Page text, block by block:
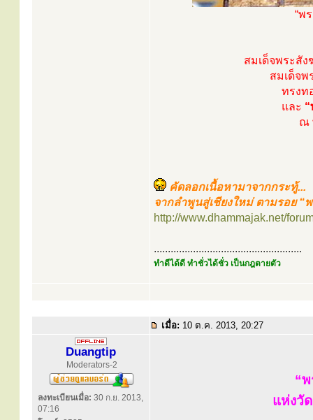
“พ
สมเด็จพระสั
สมเด็จ
ทรงท
และ
ณ
คัดลอกเนื้อหามาจากกระทู้...
จากลำพูนสู่เชียงใหม่ ตามรอย “
http://www.dhammajak.net/
.....................................................
ทำดีได้ดี ทำชั่วได้ชั่ว เป็นกฎตายตัว
เมื่อ: 10 ต.ค. 2013, 20:27
Duangtip
Moderators-2
ลงทะเบียนเมื่อ: 30 ก.ย. 2013,
07:16
“
แห่งวั